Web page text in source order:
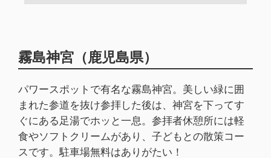
霧島神宮（鹿児島県）
パワースポットで有名な霧島神宮。美しい緑に囲
まれた参道を抜け参拝した後は、神宮を下ってす
ぐにある足湯でホッと一息。参拝者休憩所には軽
食やソフトクリームがあり、子どもとの散策コー
スです。駐車場無料はありがたい！